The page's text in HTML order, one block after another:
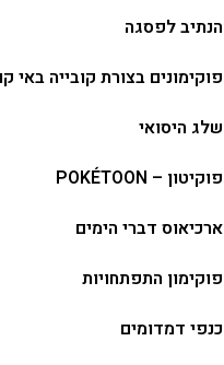
הנתיב לפסגה
פוקימונים בצורת קובייה באי
שלג היסואי
פוקיטון – POKÉTOON
ארכיאוס דברי הימים
פוקימון התפתחויות
כנפי דמדומים